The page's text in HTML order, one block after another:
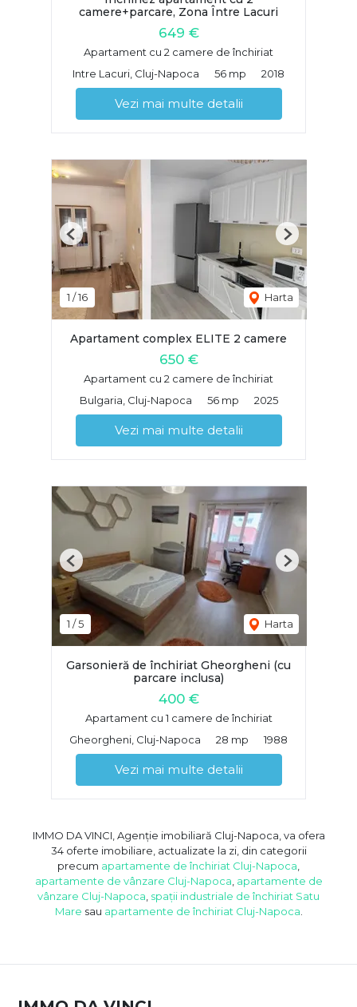
camere+parcare, Zona Între Lacuri
649 €
Apartament cu 2 camere de închiriat
Intre Lacuri, Cluj-Napoca
56 mp 2018
Vezi mai multe detalii
1 /16 Harta
Previous Next
Apartament complex ELITE 2 camere
650 €
Apartament cu 2 camere de închiriat
Bulgaria, Cluj-Napoca
56 mp 2025
Vezi mai multe detalii
1 /5 Harta
Previous Next
Garsonieră de închiriat Gheorgheni (cu
parcare inclusa)
400 €
Apartament cu 1 camere de închiriat
Gheorgheni, Cluj-Napoca
28 mp 1988
Vezi mai multe detalii
IMMO DA VINCI, Agenție imobiliară Cluj-Napoca, va ofera
34 oferte imobiliare, actualizate la zi, din categorii
precum apartamente de închiriat Cluj-Napoca
apartamente de vânzare Cluj-Napoca apartamente de
vânzare Cluj-Napoca spații industriale de închiriat Satu
Mare sau apartamente de închiriat Cluj-Napoca